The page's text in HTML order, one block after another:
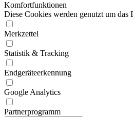
Komfortfunktionen
Diese Cookies werden genutzt um das
Merkzettel
Statistik & Tracking
Endgeräteerkennung
Google Analytics
Partnerprogramm